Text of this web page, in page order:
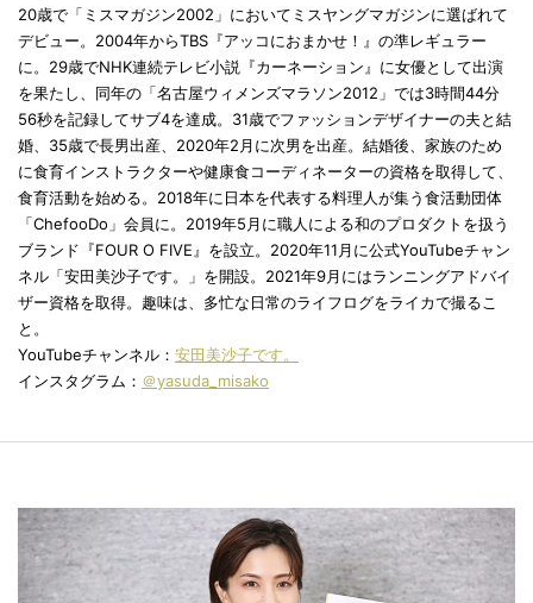
20歳で「ミスマガジン2002」においてミスヤングマガジンに選ばれて
デビュー。2004年からTBS『アッコにおまかせ！』の準レギュラー
に。29歳でNHK連続テレビ小説『カーネーション』に女優として出演
を果たし、同年の「名古屋ウィメンズマラソン2012」では3時間44分
56秒を記録してサブ4を達成。31歳でファッションデザイナーの夫と結
婚、35歳で長男出産、2020年2月に次男を出産。結婚後、家族のため
に食育インストラクターや健康食コーディネーターの資格を取得して、
食育活動を始める。2018年に日本を代表する料理人が集う食活動団体
「ChefooDo」会員に。2019年5月に職人による和のプロダクトを扱う
ブランド『FOUR O FIVE』を設立。2020年11月に公式YouTubeチャン
ネル「安田美沙子です。」を開設。2021年9月にはランニングアドバイ
ザー資格を取得。趣味は、多忙な日常のライフログをライカで撮るこ
と。
YouTubeチャンネル： 安田美沙子です。
インスタグラム： ＠yasuda_misako